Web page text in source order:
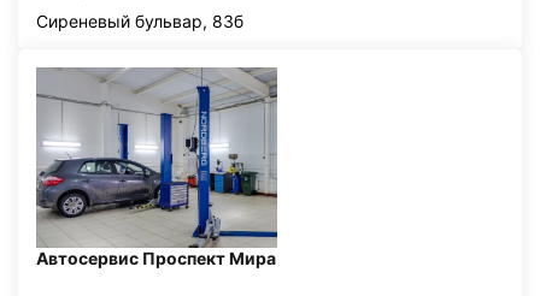
Сиреневый бульвар, 83б
Автосервис Проспект Мира